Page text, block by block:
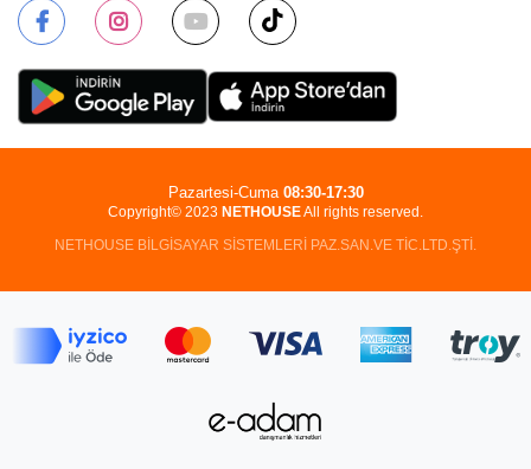
Copyright© 2023 NETHOUSEAll rights reserved.
NETHOUSE BİLGİSAYAR SİSTEMLERİ PAZ.SAN.VE TİC.LTD.ŞTİ.
Pazartesi-Cuma 08:30-17:30